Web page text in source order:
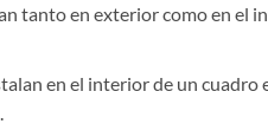
tanto en exterior como en el
en el interior de un cuadro